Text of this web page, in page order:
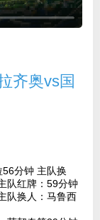
齐奥vs国
分钟 主队换
队红牌：59分钟
队换人：马鲁西